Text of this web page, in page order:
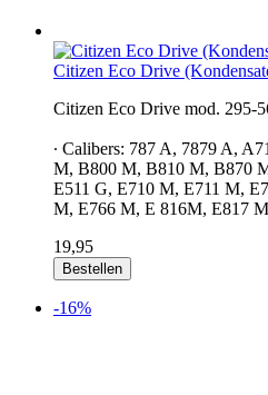
Citizen Eco Drive
Citizen Eco Drive mod. 295-
∙ Calibers: 787 A, 7879 A,
M, B800 M, B810 M, B870
E511 G, E710 M, E711 M,
M, E766 M, E 816M, E817
19,95
Bestellen
-16%